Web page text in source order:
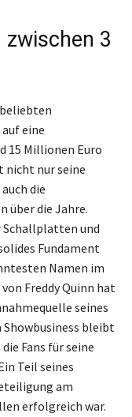
zwischen 3
eine
15 Millionen Euro
nicht nur seine
die
über die Jahre.
Schallplatten und
Fundament
Namen im
Freddy Quinn hat
seines
Showbusiness bleibt
Fans für seine
Teil seines
am
erfolgreich war.